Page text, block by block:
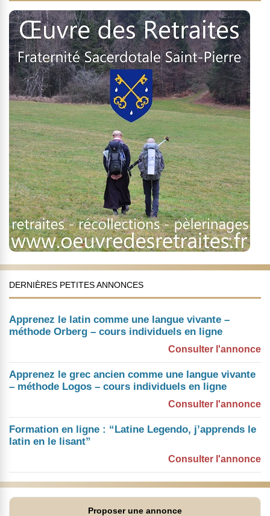
DERNIÈRES PETITES ANNONCES
Apprenez le latin comme une langue vivante –
méthode Orberg – cours individuels en ligne
Consulter l'annonce
Apprenez le grec ancien comme une langue vivante
– méthode Logos – cours individuels en ligne
Consulter l'annonce
Formation en ligne : “Latine Legendo, j’apprends le
latin en le lisant”
Consulter l'annonce
Proposer une annonce